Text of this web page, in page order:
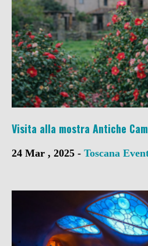
Visita alla mostra Antiche
24 Mar , 2025 - Toscana